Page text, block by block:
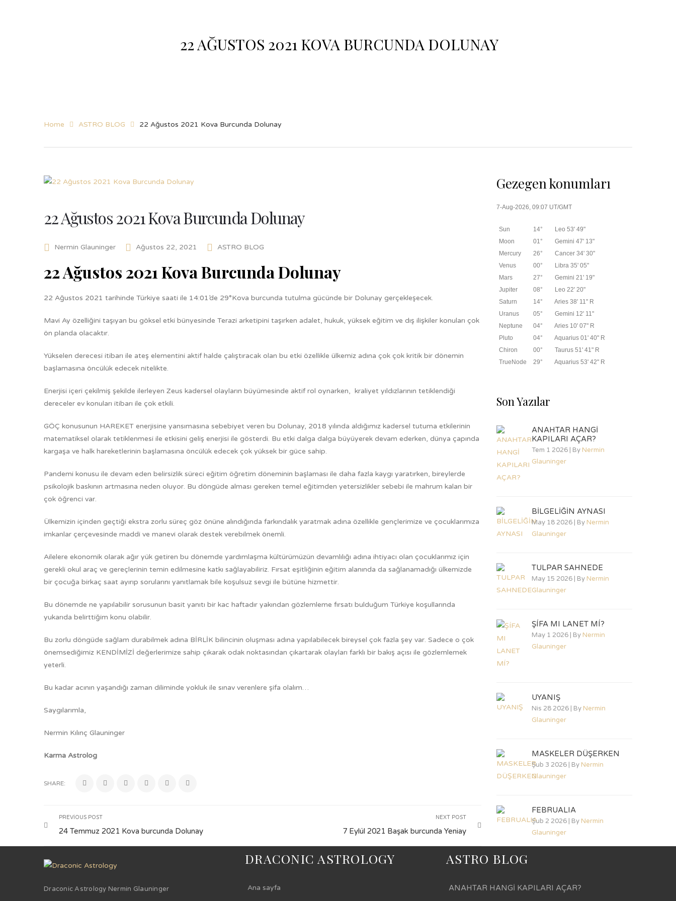
22 AĞUSTOS 2021 KOVA BURCUNDA DOLUNAY
Home ASTRO BLOG 22 Ağustos 2021 Kova Burcunda Dolunay
22 Ağustos 2021 Kova Burcunda Dolunay
Nermin Glauninger Ağustos 22, 2021 ASTRO BLOG
22 Ağustos 2021 Kova Burcunda Dolunay
22 Ağustos 2021 tarihinde Türkiye saati ile 14:01’de 29°Kova burcunda tutulma gücünde bir Dolunay gerçekleşecek.
Mavi Ay özelliğini taşıyan bu göksel etki bünyesinde Terazi arketipini taşırken adalet, hukuk, yüksek eğitim ve dış ilişkiler konuları çok
ön planda olacaktır.
Yükselen derecesi itibarı ile ateş elementini aktif halde çalıştıracak olan bu etki özellikle ülkemiz adına çok çok kritik bir dönemin
başlamasına öncülük edecek nitelikte.
Enerjisi içeri çekilmiş şekilde ilerleyen Zeus kadersel olayların büyümesinde aktif rol oynarken, kraliyet yıldızlarının tetiklendiği
dereceler ev konuları itibarı ile çok etkili.
GÖÇ konusunun HAREKET enerjisine yansımasına sebebiyet veren bu Dolunay, 2018 yılında aldığımız kadersel tutuma etkilerinin
matematiksel olarak tetiklenmesi ile etkisini geliş enerjisi ile gösterdi. Bu etki dalga dalga büyüyerek devam ederken, dünya çapında
kargaşa ve halk hareketlerinin başlamasına öncülük edecek çok yüksek bir güce sahip.
Pandemi konusu ile devam eden belirsizlik süreci eğitim öğretim döneminin başlaması ile daha fazla kaygı yaratırken, bireylerde
psikolojik baskının artmasına neden oluyor. Bu döngüde alması gereken temel eğitimden yetersizlikler sebebi ile mahrum kalan bir
çok öğrenci var.
Ülkemizin içinden geçtiği ekstra zorlu süreç göz önüne alındığında farkındalık yaratmak adına özellikle gençlerimize ve çocuklarımıza
imkanlar çerçevesinde maddi ve manevi olarak destek verebilmek önemli.
Ailelere ekonomik olarak ağır yük getiren bu dönemde yardımlaşma kültürümüzün devamlılığı adına ihtiyacı olan çocuklarımız için
gerekli okul araç ve gereçlerinin temin edilmesine katkı sağlayabiliriz. Fırsat eşitliğinin eğitim alanında da sağlanamadığı ülkemizde
bir çocuğa birkaç saat ayırıp sorularını yanıtlamak bile koşulsuz sevgi ile bütüne hizmettir.
Bu dönemde ne yapılabilir sorusunun basit yanıtı bir kac haftadır yakından gözlemleme fırsatı bulduğum Türkiye koşullarında
yukarıda belirttiğim konu olabilir.
Bu zorlu döngüde sağlam durabilmek adına BİRLİK bilincinin oluşması adına yapılabilecek bireysel çok fazla şey var. Sadece o çok
önemsediğimiz KENDİMİZİ değerlerimize sahip çıkarak odak noktasından çıkartarak olayları farklı bir bakış açısı ile gözlemlemek
yeterli.
Bu kadar acının yaşandığı zaman diliminde yokluk ile sınav verenlere şifa olalım…
Saygılarımla,
Nermin Kılınç Glauninger
Karma Astrolog
SHARE:
PREVIOUS POST
24 Temmuz 2021 Kova burcunda Dolunay
NEXT POST
7 Eylül 2021 Başak burcunda Yeniay
Gezegen konumları
7-Aug-2026, 09:07 UT/GMT
Sun 14°
Leo 53' 49"
Moon
01°
Gemini 47' 13"
Mercury
26°
Cancer 34' 30"
Venus
00°
Libra 35' 05"
Mars
27°
Gemini 21' 19"
Jupiter
08°
Leo 22' 20"
Saturn
14°
Aries 38' 11" R
Uranus
05°
Gemini 12' 11"
Neptune
04°
Aries 10' 07" R
Pluto
04°
Aquarius 01' 40" R
Chiron
00°
Taurus 51' 41" R
TrueNode
29° Aquarius 53' 42" R
Son Yazılar
ANAHTAR HANGİ
KAPILARI AÇAR?
Tem 1 2026 | By Nermin
Glauninger
BİLGELİĞİN AYNASI
May 18 2026 | By Nermin
Glauninger
TULPAR SAHNEDE
May 15 2026 | By Nermin
Glauninger
ŞÍFA MI LANET MÍ?
May 1 2026 | By Nermin
Glauninger
UYANIŞ
Nis 28 2026 | By Nermin
Glauninger
MASKELER DÜŞERKEN
Şub 3 2026 | By Nermin
Glauninger
FEBRUALIA
Şub 2 2026 | By Nermin
Glauninger
Draconic Astrology Nermin Glauninger
DRACONIC ASTROLOGY
Ana sayfa
ASTRO BLOG
ANAHTAR HANGİ KAPILARI AÇAR?